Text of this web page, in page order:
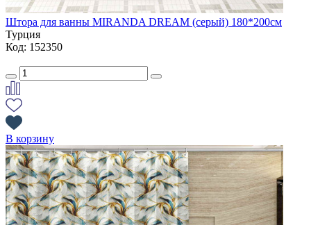
Штора для ванны MIRANDA DREAM (серый) 180*200см
Турция
Код: 152350
В корзину